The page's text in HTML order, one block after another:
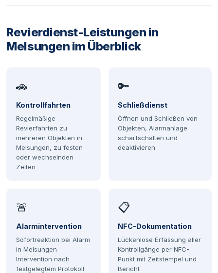
Revierdienst-Leistungen in
Melsungen im Überblick
🚗
Kontrollfahrten
Regelmäßige
Revierfahrten zu
mehreren Objekten in
Melsungen, zu festen
oder wechselnden
Zeiten
🔑
Schließdienst
Öffnen und Schließen von
Objekten, Alarmanlage
scharfschalten und
deaktivieren
🚨
Alarmintervention
Sofortreaktion bei Alarm
in Melsungen –
Intervention nach
festgelegtem Protokoll
📋
NFC-Dokumentation
Lückenlose Erfassung aller
Kontrollgänge per NFC-
Punkt mit Zeitstempel und
Bericht